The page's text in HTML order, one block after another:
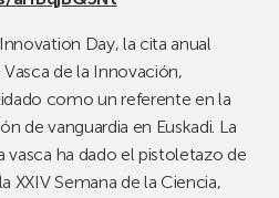
Day, la cita anual
de la Innovación,
como un referente en la
de vanguardia en Euskadi. La
vasca ha dado el pistoletazo de
XXIV Semana de la Ciencia,